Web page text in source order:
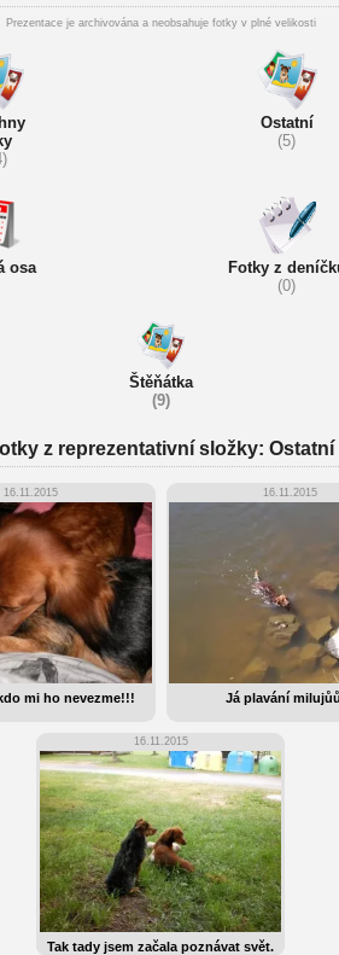
Prezentace je archivována a neobsahuje fotky v plné velikosti
Ostatní
(5)
osa
Fotky z
(0)
Štěňátka
(9)
z reprezentativní složky: Ostatní
16.11.2015
mi ho nevezme!!!
16.11.2015
Já plavání
16.11.2015
Tak tady jsem začala poznávat svět.